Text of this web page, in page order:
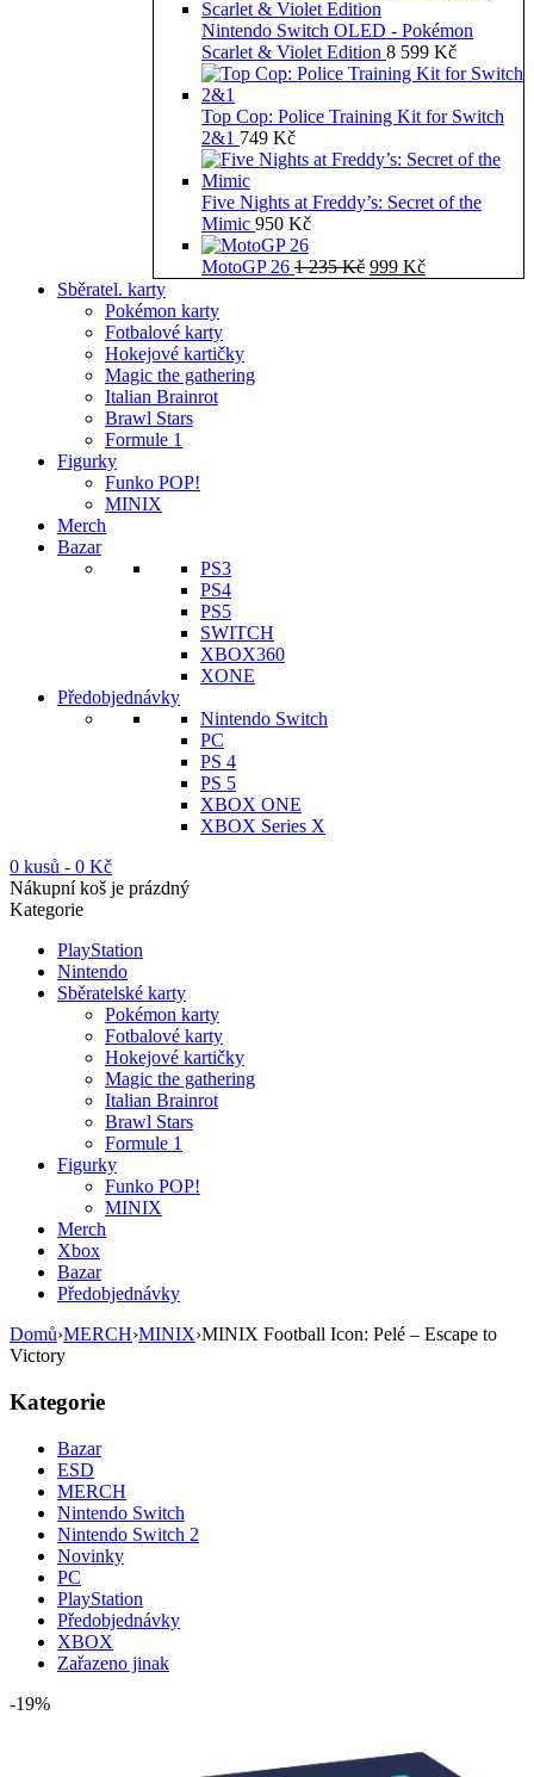
Nintendo Switch OLED - Pokémon
Scarlet & Violet Edition 8 599 Kč
Top Cop: Police Training Kit for Switch
2&1 749 Kč
Five Nights at Freddy’s: Secret of the
Mimic 950 Kč
MotoGP 26 1 235Kč Původní
999 KčAktuální
Sběratel. karty
Pokémon karty
Fotbalové karty
Hokejové kartičky
Magic the gathering
Italian Brainrot
Brawl Stars
Formule 1
Figurky
Funko POP!
MINIX
Merch
Bazar
PS3
PS4
PS5
SWITCH
XBOX360
XONE
Předobjednávky
Nintendo Switch
PC
PS 4
PS 5
XBOX ONE
XBOX Series X
0 kusů - 0 Kč
Nákupní koš je prázdný
Kategorie
PlayStation
Nintendo
Sběratelské karty
Pokémon karty
Fotbalové karty
Hokejové kartičky
Magic the gathering
Italian Brainrot
Brawl Stars
Formule 1
Figurky
Funko POP!
MINIX
Merch
Xbox
Bazar
Předobjednávky
Domů›MERCH›MINIX›MINIX Football Icon: Pelé – Escape to
Victory
Kategorie
Bazar
ESD
MERCH
Nintendo Switch
Nintendo Switch 2
Novinky
PC
PlayStation
Předobjednávky
XBOX
Zařazeno jinak
-19%